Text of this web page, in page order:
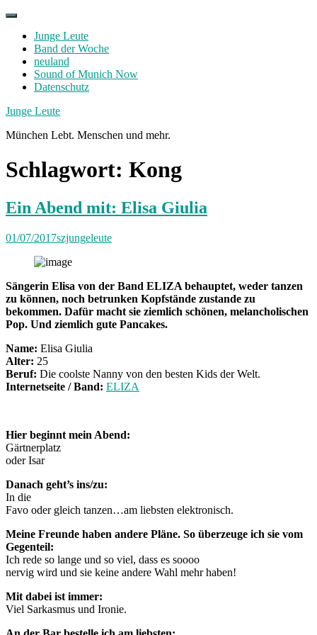
Skip
contentJunge Leute
Band der Woche
neuland
Sound of Munich Now
Datenschutz
Facebook
Twitter
Instagram
Junge Leute
München Lebt. Menschen und mehr.
Schlagwort: Kong
Ein Abend mit: Elisa Giulia
01/07/2017szjungeleute
Sängerin Elisa von der Band ELIZA behauptet, weder tanzen
zu können, noch betrunken Kopfstände zustande zu
bekommen. Dafür macht sie ziemlich schönen, melancholischen
Pop. Und ziemlich gute Pancakes.
Name: Elisa Giulia
Alter: 25
Beruf: Die coolste Nanny von den besten Kids der Welt.
Internetseite / Band: ELIZA
Hier beginnt mein Abend:
Gärtnerplatz
oder Isar
Danach geht’s ins/zu:
In die
Favo oder gleich tanzen…am liebsten elektronisch.
Meine Freunde haben andere Pläne. So überzeuge ich sie vom
Gegenteil:
Ich rede so lange und so viel, dass es soooo
nervig wird und sie keine andere Wahl mehr haben!
Mit dabei ist immer:
Viel Sarkasmus und Ironie.